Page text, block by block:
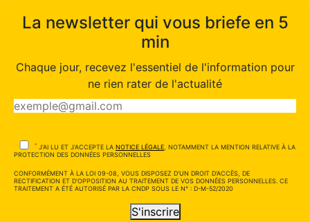
La newsletter qui vous briefe en 5
min
Chaque jour, recevez l'essentiel de l'information pour
ne rien rater de l'actualité
* J'AI LU ET J'ACCEPTE LA NOTICE LÉGALE , NOTAMMENT LA MENTION RELATIVE À LA
PROTECTION DES DONNÉES PERSONNELLES
CONFORMÉMENT À LA LOI 09-08, VOUS DISPOSEZ D'UN DROIT D'ACCÈS, DE
RECTIFICATION ET D'OPPOSITION AU TRAITEMENT DE VOS DONNÉES PERSONNELLES. CE
TRAITEMENT A ÉTÉ AUTORISÉ PAR LA CNDP SOUS LE N° : D-M-52/2020
S'inscrire